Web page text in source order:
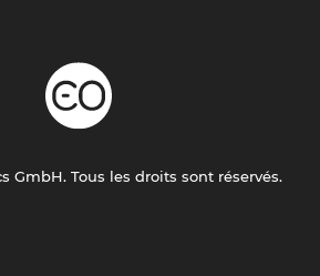
GmbH. Tous les droits sont réservés.